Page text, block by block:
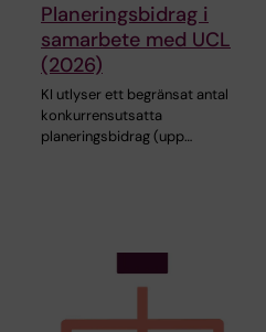
Planeringsbidrag i
samarbete med UCL
(2026)
KI utlyser ett begränsat antal
konkurrensutsatta
planeringsbidrag (upp…